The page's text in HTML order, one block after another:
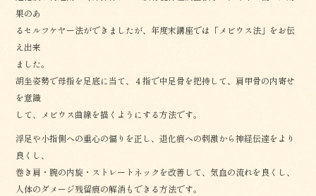
果のあ
るセルフケヤー法ができましたが、年度末講座では「メビウス法」をお伝
え出来
ました。
胡坐姿勢で母指を足底に当て、４指で中足骨を把持して、肩甲骨の内寄せ
を意識
して、メビウス曲線を描くようにする方法です。
浮足や小指側への重心の偏りを正し、退化痕への刺激から神経伝達をより
良くし、
巻き肩・腕の内旋・ストレートネックを改善して、気血の流れを良くし、
人体のダメージ残留痕の解消もできる方法です。